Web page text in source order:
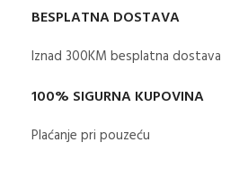
BESPLATNA DOSTAVA
Iznad 300KM besplatna dostava​
100% SIGURNA KUPOVINA
Plaćanje pri pouzeću